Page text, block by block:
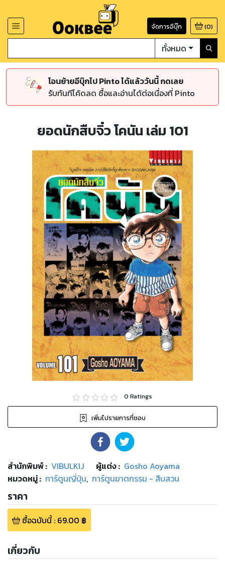
จัดการอีบุ๊ก (0)
ทั้งหมด
โอนย้ายอีบุ๊กไป Pinto ได้แล้ววันนี้ กดเลย
รับทันทีโค้ดลด ซื้อและอ่านได้ต่อเนื่องที่ Pinto
ยอดนักสืบจิ๋ว โคนัน เล่ม 101
0 Ratings
เพิ่มไปรายการที่ชอบ
สำนักพิมพ์: VIBULKIJ ผู้แต่ง : Gosho Aoyama
หมวดหมู่: การ์ตูนญี่ปุ่น, การ์ตูนฆาตกรรม - สืบสวน
ราคา
ซื้อฉบับนี้: 69.00 ฿
เกี่ยวกับ